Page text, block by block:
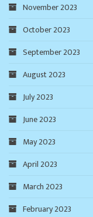
November 2023
October 2023
September 2023
August 2023
July 2023
June 2023
May 2023
April 2023
March 2023
February 2023